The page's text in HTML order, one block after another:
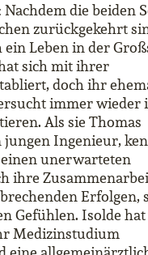
Nachdem die beiden
zurückgekehrt
ein Leben in der
sich mit ihrer
doch ihr
immer wieder
Als sie Thomas
Ingenieur,
unerwarteten
ihre
Erfolgen,
Gefühlen. Isolde hat
Medizinstudium